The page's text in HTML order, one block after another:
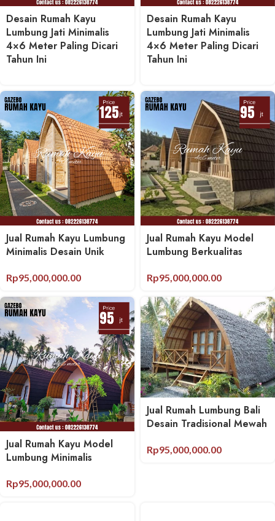
Desain Rumah Kayu
Lumbung Jati Minimalis
4×6 Meter Paling Dicari
Tahun Ini
Desain Rumah Kayu
Lumbung Jati Minimalis
4×6 Meter Paling Dicari
Tahun Ini
Jual Rumah Kayu Lumbung
Minimalis Desain Unik
Rp95,000,000.00
Jual Rumah Kayu Model
Lumbung Berkualitas
Rp95,000,000.00
Jual Rumah Kayu Model
Lumbung Minimalis
Rp95,000,000.00
Jual Rumah Lumbung Bali
Desain Tradisional Mewah
Rp95,000,000.00